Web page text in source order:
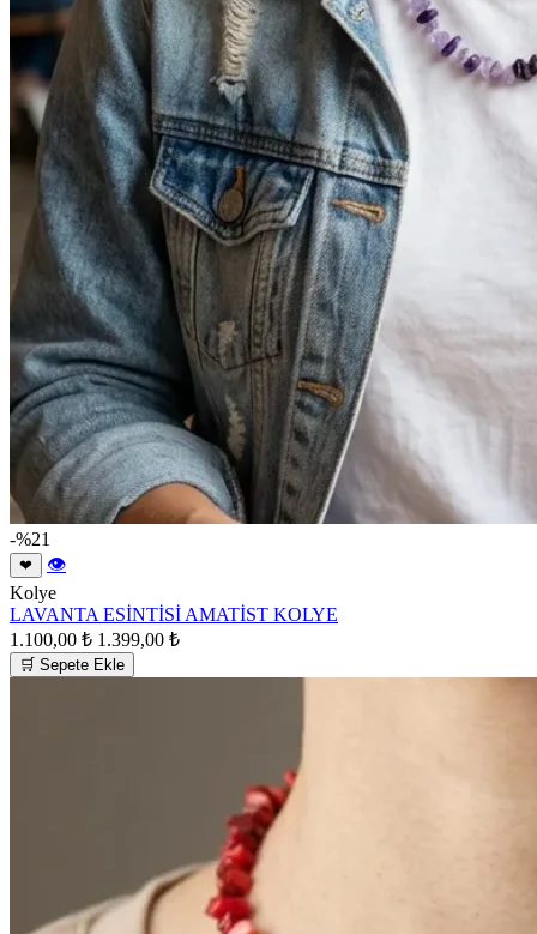
-%21
❤
👁
Kolye
LAVANTA ESİNTİSİ AMATİST KOLYE
1.100,00 ₺ 1.399,00 ₺
🛒 Sepete Ekle